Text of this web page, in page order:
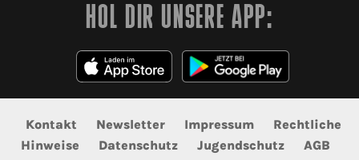
HOL DIR UNSERE APP:
Kontakt Newsletter Impressum
Rechtliche
Hinweise
Datenschutz Jugendschutz
AGB